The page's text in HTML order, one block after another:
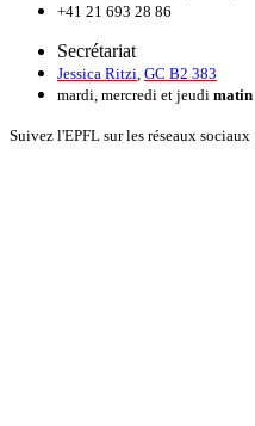
+41 21 693 28 86
Secrétariat
Jessica Ritzi GC B2 383
mardi, mercredi et jeudi matin
Suivez l'EPFL sur les réseaux sociaux